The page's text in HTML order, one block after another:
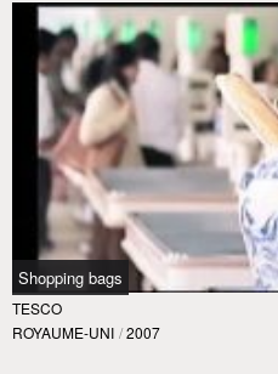
Shopping bags
TESCO
ROYAUME-UNI / 2007